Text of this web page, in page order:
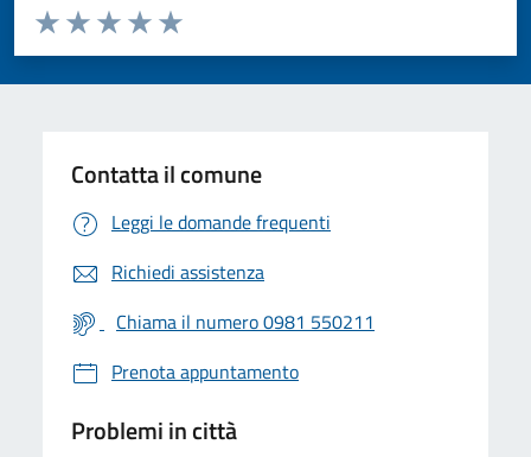
Valuta da 1 a 5 stelle la pagina
Valuta 5 stelle su 5
Valuta 4 stelle su 5
Valuta 3 stelle su 5
Valuta 2 stelle su 5
Valuta 1 stelle su 5
Contatta il comune
Leggi le domande frequenti
Richiedi assistenza
Chiama il numero 0981 550211
Prenota appuntamento
Problemi in città